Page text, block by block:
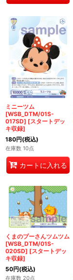
ミニーツム
[WSB_DTM/01S-
017SD] [スタートデッ
キ収録]
180円(税込)
在庫数 10点
カートに入れる
くまのプーさんツムツム
[WSB_DTM/01S-
020SD] [スタートデッ
キ収録]
50円(税込)
在庫数 20点